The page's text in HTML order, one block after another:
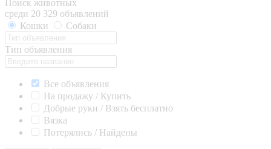
Поиск животных
среди 20 329 объявлений
Кошки
Собаки
Тип объявления
Все объявления
На продажу / Купить
Добрые руки / Взять бесплатно
Вязка
Потерялись / Найдены